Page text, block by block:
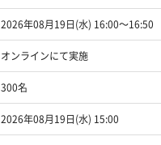
2026年08月19日(水) 16:00〜16:50
オンラインにて実施
300名
2026年08月19日(水) 15:00